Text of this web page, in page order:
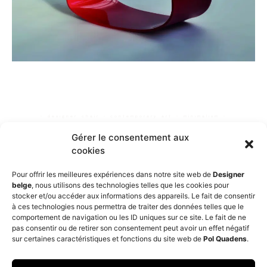
Gérer le consentement aux
cookies
Pour offrir les meilleures expériences dans notre site web de Designer
belge, nous utilisons des technologies telles que les cookies pour
stocker et/ou accéder aux informations des appareils. Le fait de consentir
à ces technologies nous permettra de traiter des données telles que le
comportement de navigation ou les ID uniques sur ce site. Le fait de ne
pas consentir ou de retirer son consentement peut avoir un effet négatif
sur certaines caractéristiques et fonctions du site web de Pol Quadens.
PREVIOUS
Improvisation chair
NEXT
Swing